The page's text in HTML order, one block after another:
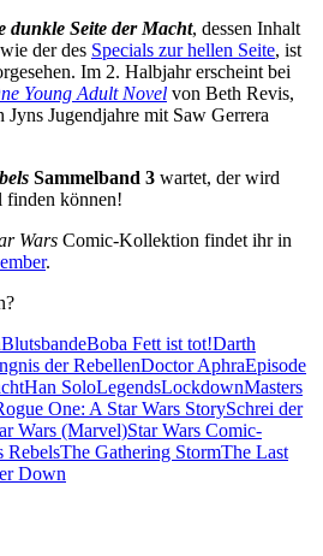
dunkle Seite der Macht, dessen Inhalt
der des Specials zur hellen Seite, ist
Im 2. Halbjahr erscheint bei
Young Adult Novel von Beth Revis,
Jugendjahre mit Saw Gerrera
Sammelband 3 wartet, der wird
finden können!
Wars Comic-Kollektion findet ihr in
.
BlutsbandeBoba Fett ist tot!Darth
der RebellenDoctor AphraEpisode
Han SoloLegendsLockdownMasters
One: A Star Wars StorySchrei der
Wars (Marvel)Star Wars Comic-
RebelsThe Gathering StormThe Last
Down